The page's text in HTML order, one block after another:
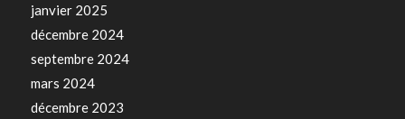
janvier 2025
décembre 2024
septembre 2024
mars 2024
décembre 2023